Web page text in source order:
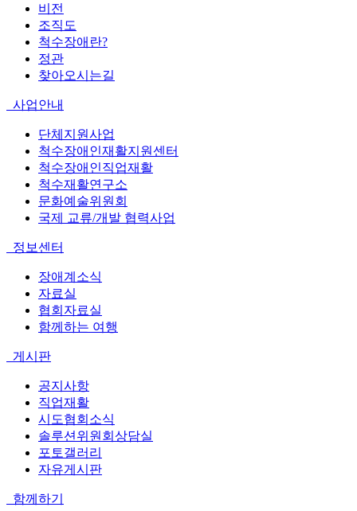
비전
조직도
척수장애란?
정관
찾아오시는길
사업안내
단체지원사업
척수장애인재활지원센터
척수장애인직업재활
척수재활연구소
문화예술위원회
국제 교류/개발 협력사업
정보센터
장애계소식
자료실
협회자료실
함께하는 여행
게시판
공지사항
직업재활
시도협회소식
솔루션위원회상담실
포토갤러리
자유게시판
함께하기